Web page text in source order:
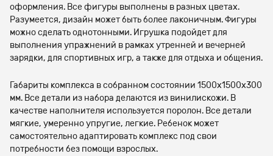
оформления. Все фигуры выполнены в разных цветах.
Разумеется, дизайн может быть более лаконичным. Фигуры
можно сделать однотонными. Игрушка подойдет для
выполнения упражнений в рамках утренней и вечерней
зарядки, для спортивных игр, а также для отдыха и общения.
Габариты комплекса в собранном состоянии 1500х1500х300
мм. Все детали из набора делаются из винилискожи. В
качестве наполнителя используется поролон. Все детали
мягкие, умеренно упругие, легкие. Ребенок может
самостоятельно адаптировать комплекс под свои
потребности без помощи взрослых.